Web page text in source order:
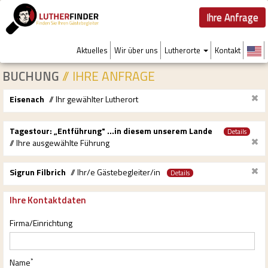
Ihre Anfrage
Aktuelles Wir über uns Lutherorte Kontakt
BUCHUNG// IHRE ANFRAGE
Eisenach // Ihr gewählter Lutherort
Tagestour: „Entführung" ...in diesem unserem Lande
// Ihre ausgewählte Führung
Details
... wo Martin Luther herstammt, zur Schule ging, als erklärter Ketzer
zum Schein überfallen wurde und in der Einsamkeit seines
Thüringer Verstecks einen Bestseller schrieb, von dem die
deutsche Sprache heute noch zehrt ...
Ich lade Sie herzlich ein, mit mir und Luthers Wort vom Rennsteig in
den idyllischen Glasbachgrund zum Erinnerungsplatz seiner
Morgentor, dem wiedererschaffenen chinesischen Teehäuschen
Sigrun Filbrich // Ihr/e Gästebegleiter/in Details
Diplom-Ingenieurin
Telefon: 036207 52438
Ihre Kontaktdaten
Firma/Einrichtung
Name*